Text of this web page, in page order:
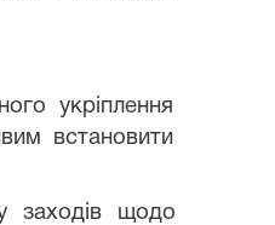
укріплення
встановити
заходів щодо